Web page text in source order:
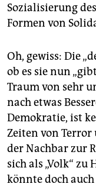
Sozialisierung
Formen von
Oh, gewiss: Die
ob es sie nun
Traum von sehr
nach etwas
Demokratie, ist
Zeiten von
der Nachbar zur
sich als „Volk“ zu
könnte doch